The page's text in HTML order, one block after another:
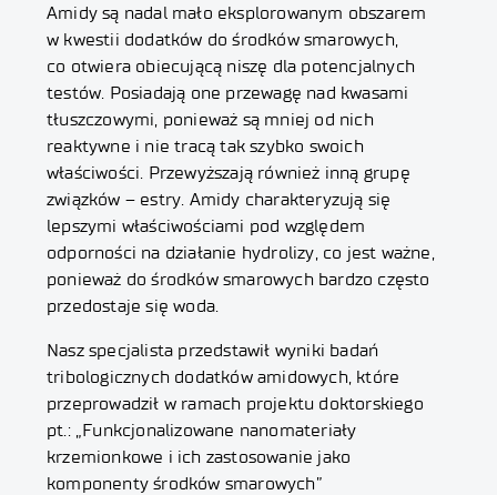
Amidy są nadal mało eksplorowanym obszarem
w kwestii dodatków do środków smarowych,
co otwiera obiecującą niszę dla potencjalnych
testów. Posiadają one przewagę nad kwasami
tłuszczowymi, ponieważ są mniej od nich
reaktywne i nie tracą tak szybko swoich
właściwości. Przewyższają również inną grupę
związków – estry. Amidy charakteryzują się
lepszymi właściwościami pod względem
odporności na działanie hydrolizy, co jest ważne,
ponieważ do środków smarowych bardzo często
przedostaje się woda.
Nasz specjalista przedstawił wyniki badań
tribologicznych dodatków amidowych, które
przeprowadził w ramach projektu doktorskiego
pt.: „Funkcjonalizowane nanomateriały
krzemionkowe i ich zastosowanie jako
komponenty środków smarowych”